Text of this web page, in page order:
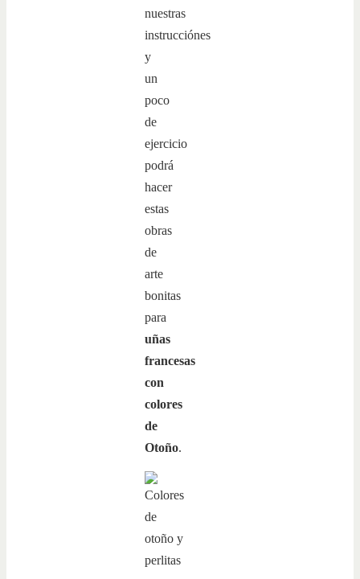
nuestras
instrucciónes
y
un
poco
de
ejercicio
podrá
hacer
estas
obras
de
arte
bonitas
para
uñas
francesas
con
colores
de
Otoño.